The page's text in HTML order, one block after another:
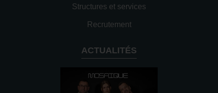
Structures et services
Recrutement
ACTUALITÉS